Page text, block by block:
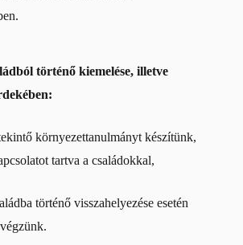
történő kiemelése, illetve
környezettanulmányt készítünk,
tartva a családokkal,
történő visszahelyezése esetén